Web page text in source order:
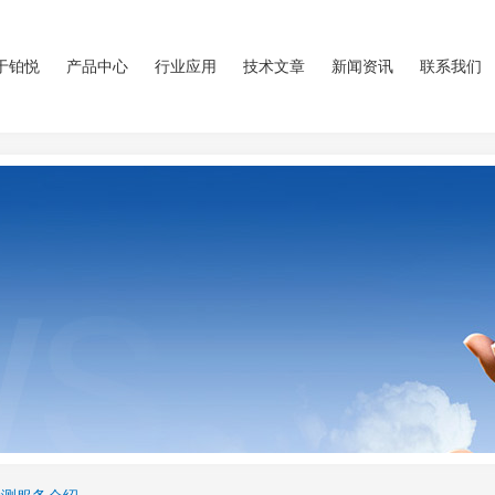
铂悦 产品中心 行业应用 技术文章 新闻资讯 联系我们